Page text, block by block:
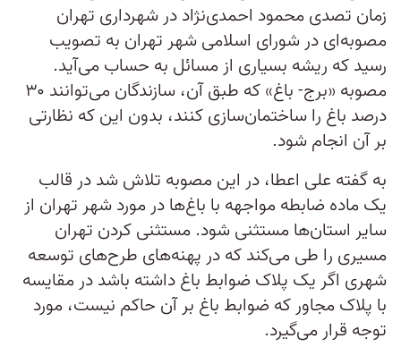
زمان تصدی محمود احمدی‎‌نژاد در شهرداری تهران
مصوبه‌‌ای در شورای اسلامی شهر تهران به تصویب
رسید که ریشه بسیاری از مسائل به حساب می‌‎آید.
مصوبه «برج- باغ» که طبق آن، سازندگان می‌‌توانند ۳۰
درصد باغ را ساختمان‌‌سازی کنند، بدون این که نظارتی
بر آن انجام شود.
به گفته علی اعطا، در این مصوبه تلاش شد در قالب
یک ماده ضابطه مواجهه با باغ‌‌ها در مورد شهر تهران از
سایر استان‌‌ها مستثنی شود. مستثنی کردن تهران
مسیری را طی می‌‌کند که در پهنه‌‌های طرح‌‌های توسعه
شهری اگر یک پلاک ضوابط باغ داشته باشد در مقایسه
با پلاک مجاور که ضوابط باغ بر آن حاکم نیست، مورد
توجه قرار می‌‌گیرد.